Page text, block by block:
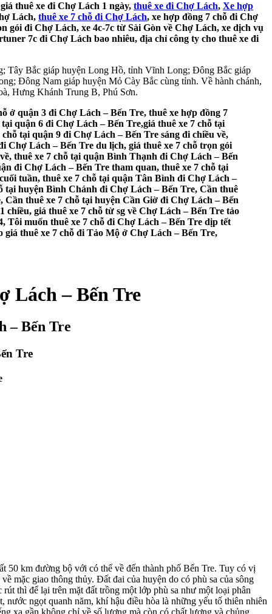
thuê xe đi Chợ Lách 1 ngày, thuê xe đi Chợ Lách, Xe hợp
Lách, thuê xe 7 chỗ đi Chợ Lách, xe hợp đồng 7 chỗ đi Chợ
gói đi Chợ Lách, xe 4c-7c từ Sài Gòn về Chợ Lách, xe dịch vụ
7c đi Chợ Lách bao nhiêu, địa chỉ công ty cho thuê xe đi
Tây Bắc giáp huyện Long Hồ, tỉnh Vĩnh Long; Đông Bắc giáp
Đông Nam giáp huyện Mỏ Cày Bắc cùng tỉnh. Về hành chánh,
Hưng Khánh Trung B, Phú Sơn.
ở quận 3 đi Chợ Lách – Bến Tre, thuê xe hợp đồng 7
quận 6 đi Chợ Lách – Bến Tre,giá thuê xe 7 chỗ tại
tại quận 9 đi Chợ Lách – Bến Tre sáng đi chiều về,
Chợ Lách – Bến Tre du lịch, giá thuê xe 7 chỗ trọn gói
thuê xe 7 chỗ tại quận Bình Thạnh đi Chợ Lách – Bến
đi Chợ Lách – Bến Tre tham quan, thuê xe 7 chỗ tại
tuần, thuê xe 7 chỗ tại quận Tân Bình đi Chợ Lách –
tại huyện Bình Chánh đi Chợ Lách – Bến Tre, Cần thuê
thuê xe 7 chỗ tại huyện Cần Giờ đi Chợ Lách – Bến
giá thuê xe 7 chỗ từ sg về Chợ Lách – Bến Tre tảo
Tôi muốn thuê xe 7 chỗ đi Chợ Lách – Bến Tre dịp tết
giá thuê xe 7 chỗ đi Tảo Mộ ở Chợ Lách – Bến Tre,
Lách – Bến Tre
– Bến Tre
Tre
50 km đường bộ với có thể về đến thành phố Bến Tre. Tuy có vị
mặc giao thông thủy. Đất đai của huyện do có phù sa của sông
thì để lại trên mặt đất trồng một lớp phù sa như một loại phân
ngọt quanh năm, khí hậu điều hòa là những yếu tố thiên nhiên
xa gần không chỉ về số lượng mà còn có chất lượng và chủng